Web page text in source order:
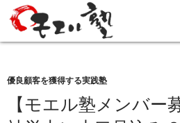
Search
SKIP
TO
優良顧客を獲得する実践塾
【モエル塾メンバー